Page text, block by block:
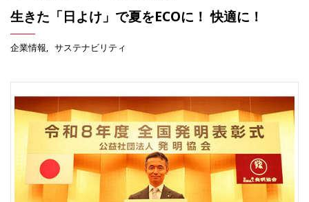
生きた「日よけ」で夏をECOに！ 快適に！
企業情報 サステナビリティ